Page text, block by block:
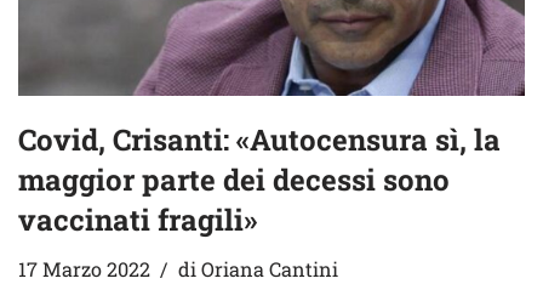
Covid, Crisanti: «Autocensura sì, la
maggior parte dei decessi sono
vaccinati fragili»
17 Marzo 2022 di Oriana Cantini